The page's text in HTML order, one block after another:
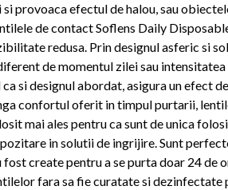
si provoaca efectul de halou, sau
de contact Soflens Daily
redusa. Prin designul asferic si
de momentul zilei sau
ca si designul abordat, asigura un efect
confortul oferit in timpul purtarii,
mai ales pentru ca sunt de unica
in solutii de ingrijire. Sunt
fost create pentru a se purta doar 24 de
fara sa fie curatate si dezinfectate